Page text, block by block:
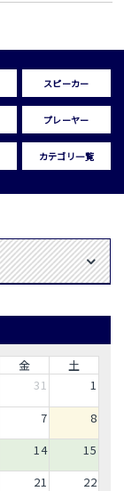
スピーカー
プレーヤー
カテゴリ一覧
金
土
31
1
7
8
14
15
21
22